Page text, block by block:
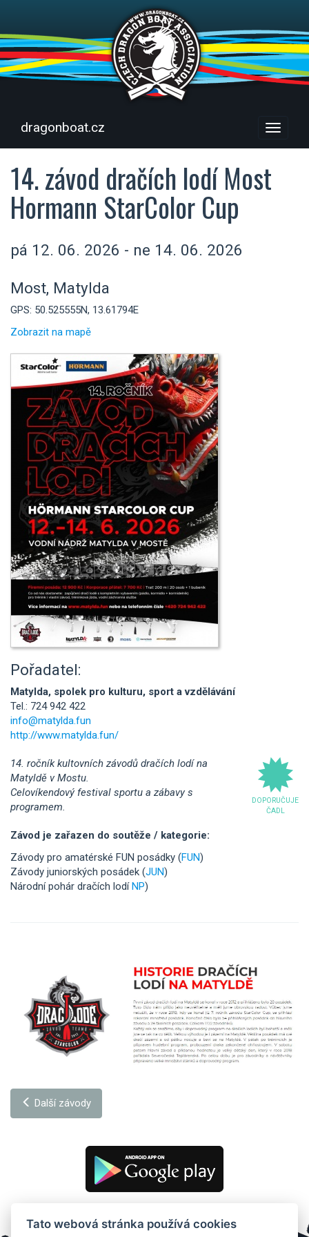
Menu
dragonboat.cz
14. závod dračích lodí Most
Hormann StarColor Cup
pá 12. 06. 2026 - ne 14. 06. 2026
Most, Matylda
GPS: 50.525555N, 13.61794E
Zobrazit na mapě
Pořadatel:
Matylda, spolek pro kulturu, sport a vzdělávání
Tel.: 724 942 422
info@matylda.fun
http://www.matylda.fun/
DOPORUČUJE
ČADL
14. ročník kultovních závodů dračích lodí na
Matyldě v Mostu.
Celovíkendový festival sportu a zábavy s
programem.
Závod je zařazen do soutěže / kategorie:
Závody pro amatérské FUN posádky (FUN)
Závody juniorských posádek (JUN)
Národní pohár dračích lodíNP)
Další závody
Tato webová stránka používá cookies